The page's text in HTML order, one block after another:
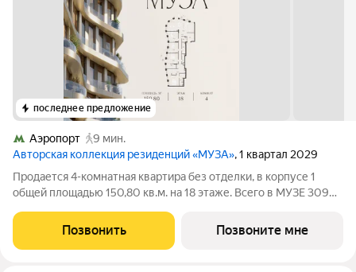
последнее предложение
Аэропорт
9 мин.
Авторская коллекция резиденций «МУЗА», 1 квартал 2029
Продается 4-комнатная квартира без отделки, в корпусе 1
общей площадью 150,80 кв.м. на 18 этаже. Всего в МУЗЕ 309
террасами. Высота потолков от 3,5 до 4,65 м. Эксклюзивные
Позвонить Позвоните мне